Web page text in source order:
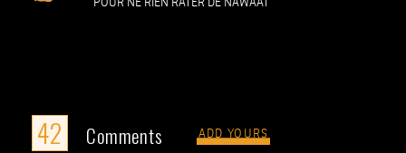
POUR NE RIEN RATER DE NAWAAT
42 Comments ADD YOURS